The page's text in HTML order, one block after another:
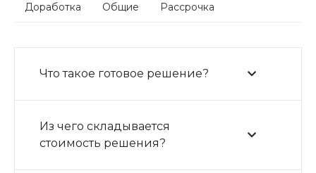
Доработка Общие Рассрочка
Что такое готовое решение?
Из чего складывается
стоимость решения?